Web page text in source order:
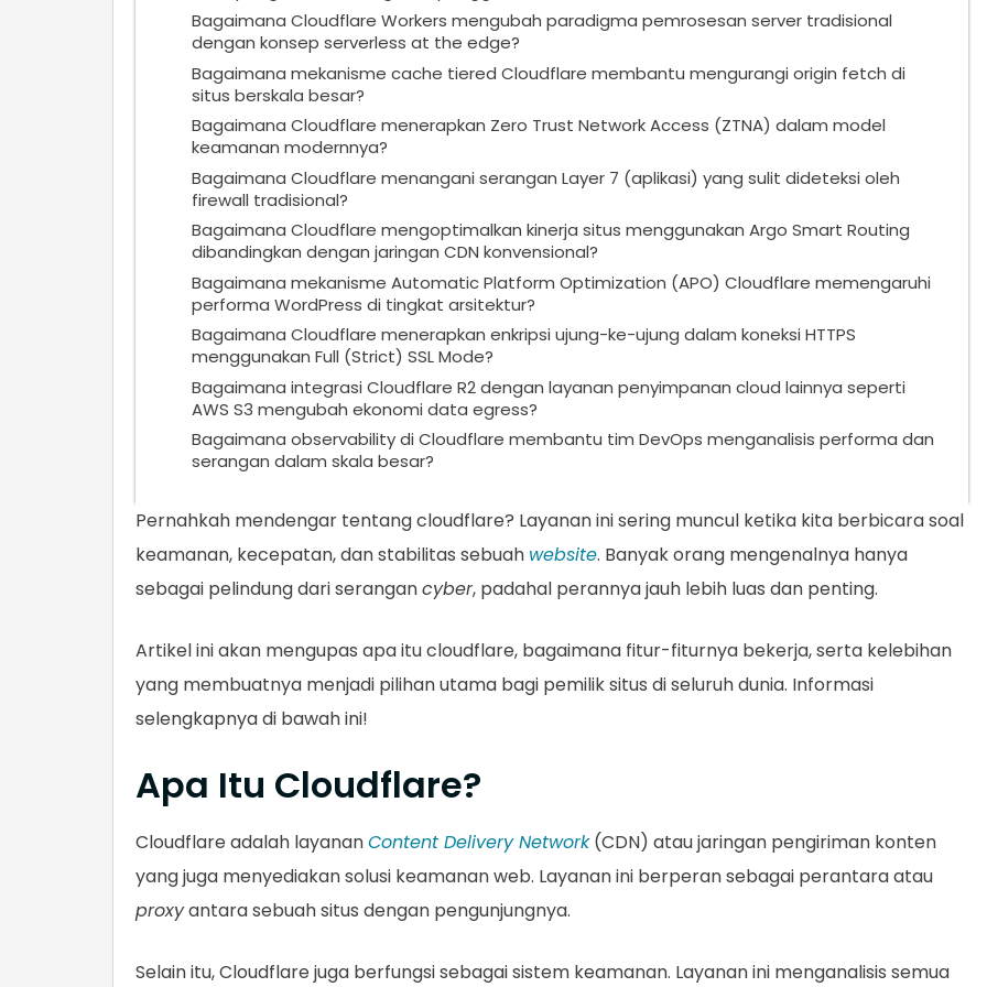
Bagaimana Cloudflare Workers mengubah paradigma pemrosesan server tradisional
dengan konsep serverless at the edge?
Bagaimana mekanisme cache tiered Cloudflare membantu mengurangi origin fetch di
situs berskala besar?
Bagaimana Cloudflare menerapkan Zero Trust Network Access (ZTNA) dalam model
keamanan modernnya?
Bagaimana Cloudflare menangani serangan Layer 7 (aplikasi) yang sulit dideteksi oleh
firewall tradisional?
Bagaimana Cloudflare mengoptimalkan kinerja situs menggunakan Argo Smart Routing
dibandingkan dengan jaringan CDN konvensional?
Bagaimana mekanisme Automatic Platform Optimization (APO) Cloudflare memengaruhi
performa WordPress di tingkat arsitektur?
Bagaimana Cloudflare menerapkan enkripsi ujung-ke-ujung dalam koneksi HTTPS
menggunakan Full (Strict) SSL Mode?
Bagaimana integrasi Cloudflare R2 dengan layanan penyimpanan cloud lainnya seperti
AWS S3 mengubah ekonomi data egress?
Bagaimana observability di Cloudflare membantu tim DevOps menganalisis performa dan
serangan dalam skala besar?
Pernahkah mendengar tentang cloudflare? Layanan ini sering muncul ketika kita berbicara soal
keamanan, kecepatan, dan stabilitas sebuah website. Banyak orang mengenalnya hanya
sebagai pelindung dari serangancyber, padahal perannya jauh lebih luas dan penting.
Artikel ini akan mengupas apa itu cloudflare, bagaimana fitur-fiturnya bekerja, serta kelebihan
yang membuatnya menjadi pilihan utama bagi pemilik situs di seluruh dunia. Informasi
selengkapnya di bawah ini!
Apa Itu Cloudflare?
Cloudflare adalah layananContent Delivery Network(CDN) atau jaringan pengiriman konten
yang juga menyediakan solusi keamanan web. Layanan ini berperan sebagai perantara atau
proxyantara sebuah situs dengan pengunjungnya.
Selain itu, Cloudflare juga berfungsi sebagai sistem keamanan. Layanan ini menganalisis semua